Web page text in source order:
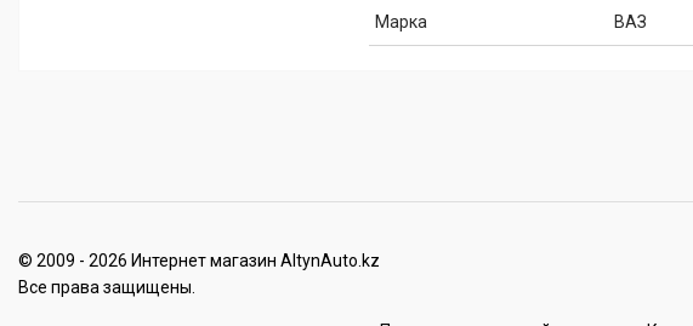
Марка ВАЗ
© 2009 - 2026 Интернет магазин AltynAuto.kz
Все права защищены.